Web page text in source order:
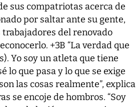
sus compatriotas acerca de
por saltar ante su gente,
del renovado
+3B “La verdad que
Yo soy un atleta que tiene
lo que pasa y lo que se exige
las cosas realmente”, explica
se encoje de hombros. “Soy